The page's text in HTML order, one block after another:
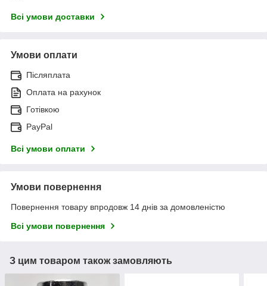
Всі умови доставки
Умови оплати
Післяплата
Оплата на рахунок
Готівкою
PayPal
Всі умови оплати
Умови повернення
Повернення товару впродовж 14 днів за домовленістю
Всі умови повернення
З цим товаром також замовляють